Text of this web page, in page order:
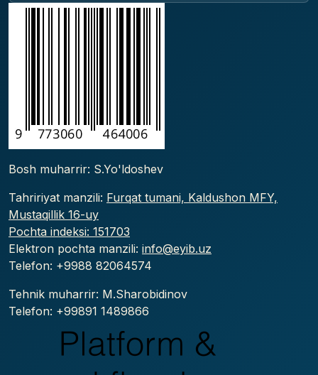
Bosh muharrir: S.Yo'ldoshev
Tahririyat manzili: Furqat tumani, Kaldushon MFY,
Mustaqillik 16-uy
Pochta indeksi: 151703
Elektron pochta manzili: info@eyib.uz
Telefon: +9988 82064574
Tehnik muharrir: M.Sharobidinov
Telefon: +99891 1489866